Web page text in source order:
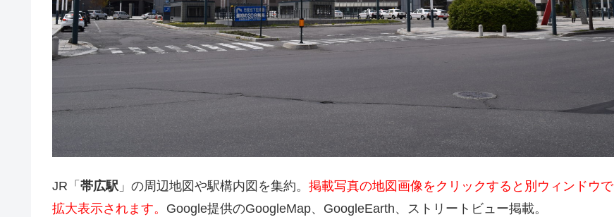
JR「 帯広駅 」の周辺地図や駅構内図を集約。 掲載写真の地図画像をクリックすると別ウィンドウで
拡大表示されます。 Google提供のGoogleMap、GoogleEarth、ストリートビュー掲載。